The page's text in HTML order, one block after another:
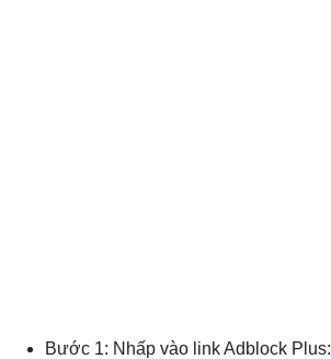
Bước 1: Nhấp vào link Adblock Plus: